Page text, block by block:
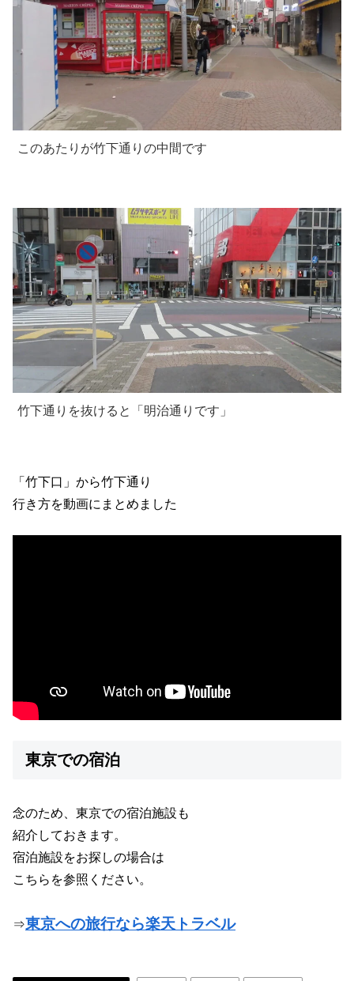
このあたりが竹下通りの中間です
竹下通りを抜けると「明治通りです」
「竹下口」から竹下通り
行き方を動画にまとめました
東京での宿泊
念のため、東京での宿泊施設も
紹介しておきます。
宿泊施設をお探しの場合は
こちらを参照ください。
⇒東京への旅行なら楽天トラベル